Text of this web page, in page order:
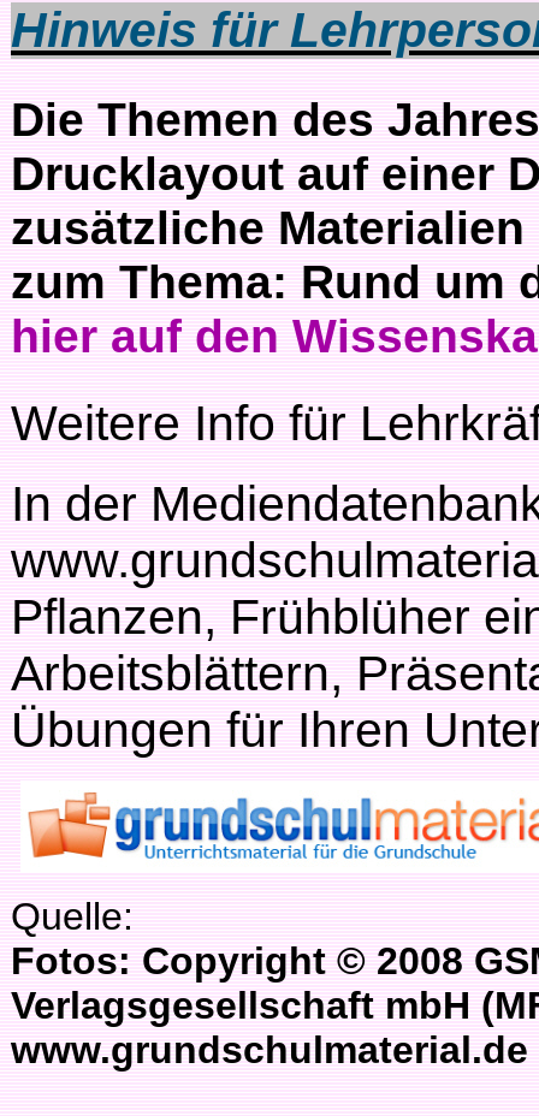
Hinweis für
Die Themen des
Drucklayout auf einer
zusätzliche Materialien
zum Thema: Rund um
hier auf den
Weitere Info für
In der
Pflanzen, Frühblüher
Arbeitsblättern,
Übungen für Ihren
Quelle:
Fotos: Copyright © 2008
Verlagsgesellschaft mbH
www.grundschulmaterial.de